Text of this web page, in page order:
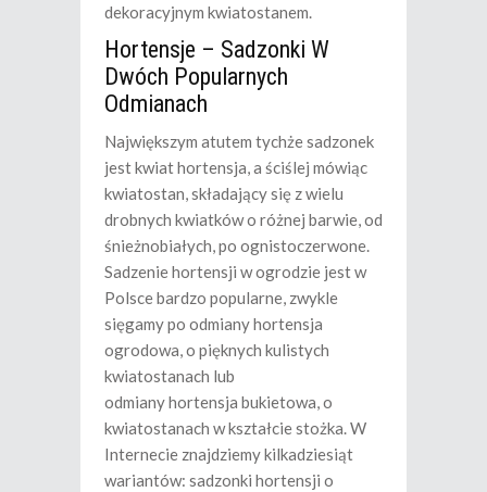
dekoracyjnym kwiatostanem.
Hortensje – Sadzonki W
Dwóch Popularnych
Odmianach
Największym atutem tychże sadzonek
jest kwiat hortensja, a ściślej mówiąc
kwiatostan, składający się z wielu
drobnych kwiatków o różnej barwie, od
śnieżnobiałych, po ognistoczerwone.
Sadzenie hortensji w ogrodzie jest w
Polsce bardzo popularne, zwykle
sięgamy po odmiany hortensja
ogrodowa, o pięknych kulistych
kwiatostanach lub
odmiany hortensja bukietowa, o
kwiatostanach w kształcie stożka. W
Internecie znajdziemy kilkadziesiąt
wariantów: sadzonki hortensji o